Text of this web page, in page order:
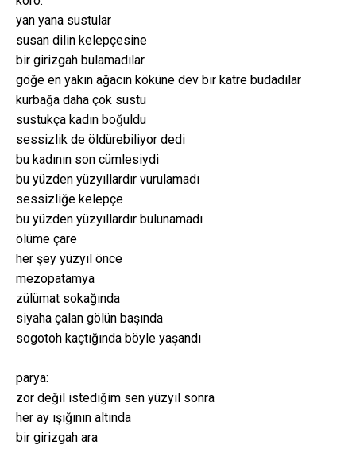
yan yana sustular
susan dilin kelepçesine
bir girizgah bulamadılar
göğe en yakın ağacın köküne dev bir katre budadılar
kurbağa daha çok sustu
sustukça kadın boğuldu
sessizlik de öldürebiliyor dedi
bu kadının son cümlesiydi
bu yüzden yüzyıllardır vurulamadı
sessizliğe kelepçe
bu yüzden yüzyıllardır bulunamadı
ölüme çare
her şey yüzyıl önce
mezopatamya
zülümat sokağında
siyaha çalan gölün başında
sogotoh kaçtığında böyle yaşandı
parya:
zor değil istediğim sen yüzyıl sonra
her ay ışığının altında
bir girizgah ara